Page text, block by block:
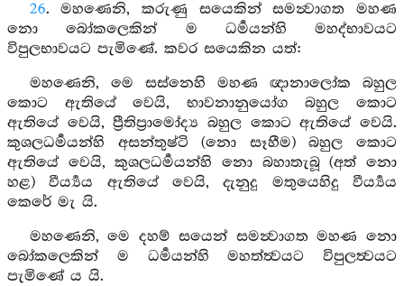
26. මහණෙනි, කරුණු සයෙකින් සමන්‍වාගත මහණ
නො බෝකලෙකින් ම ධර්‍මයන්හි මහද්භාවයට
විපුලභාවයට පැමිණේ. කවර සයෙකින යත්:
මහණෙනි, මෙ සස්නෙහි මහණ ඥානාලෝක බහුල
කොට ඇතියේ වෙයි, භාවනානුයෝග බහුල කොට
ඇතියේ වෙයි, ප්‍රීතිප්‍රාමෝද්‍ය බහුල කොට ඇතියේ වෙයි.
කුශලධර්‍මයන්හි අසන්තුෂ්ටි (නො සෑහීම) බහුල කොට
ඇතියේ වෙයි, කුශලධර්‍මයන්හි නො බහාතැබූ (අත් නො
හළ) වීර්‍ය්‍යය ඇතියේ වෙයි, දැනුදු මතුයෙහිදු වීර්‍ය්‍යය
කෙරේ මැ යි.
මහණෙනි, මෙ දහම් සයෙන් සමන්‍වාගත මහණ නො
බෝකලෙකින් ම ධර්‍මයන්හි මහත්ත්‍වයට විපුලත්‍වයට
පැමිණේ ය යි.